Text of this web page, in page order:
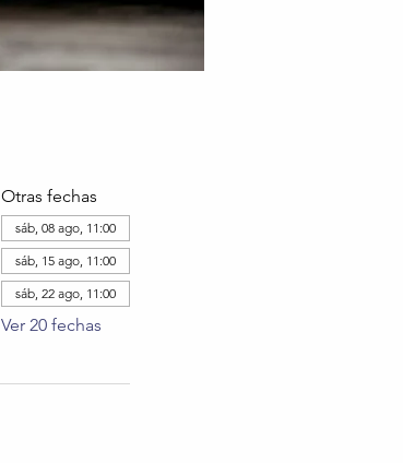
Otras fechas
sáb, 08 ago, 11:00
sáb, 15 ago, 11:00
sáb, 22 ago, 11:00
Ver 20 fechas